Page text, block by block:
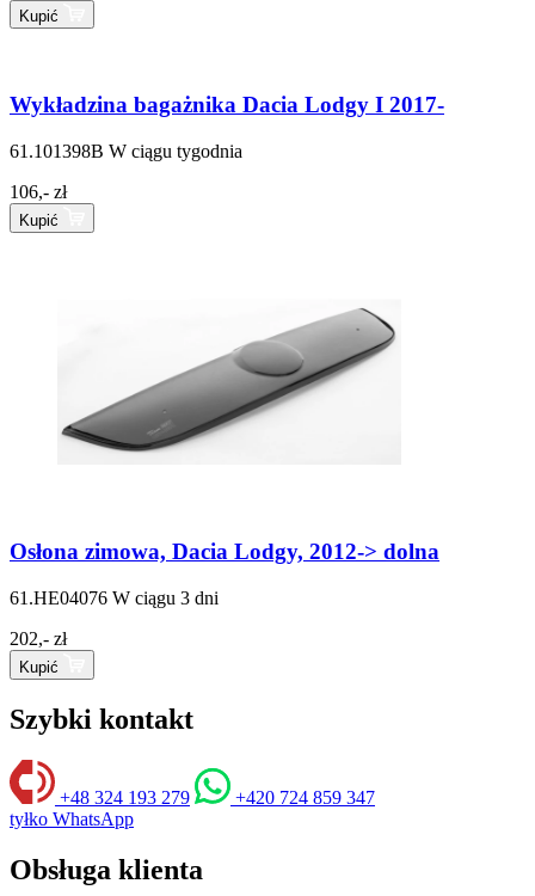
Kupić
Wykładzina bagażnika Dacia Lodgy I 2017-
61.101398B W ciągu tygodnia
106,- zł
Kupić
Osłona zimowa, Dacia Lodgy, 2012-> dolna
61.HE04076 W ciągu 3 dni
202,- zł
Kupić
Szybki kontakt
+48 324 193 279
+420 724 859 347
tyłko WhatsApp
Obsługa klienta